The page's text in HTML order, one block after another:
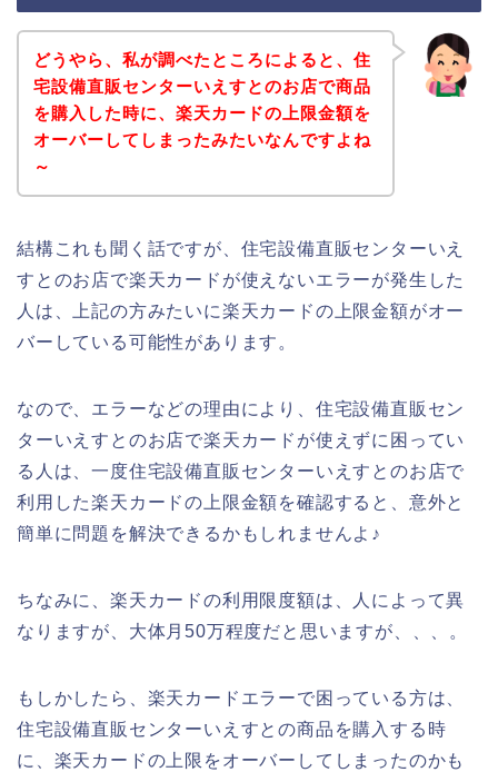
どうやら、私が調べたところによると、住
宅設備直販センターいえすとのお店で商品
を購入した時に、楽天カードの上限金額を
オーバーしてしまったみたいなんですよね
～
結構これも聞く話ですが、住宅設備直販センターいえ
すとのお店で楽天カードが使えないエラーが発生した
人は、上記の方みたいに楽天カードの上限金額がオー
バーしている可能性があります。
なので、エラーなどの理由により、住宅設備直販セン
ターいえすとのお店で楽天カードが使えずに困ってい
る人は、一度住宅設備直販センターいえすとのお店で
利用した楽天カードの上限金額を確認すると、意外と
簡単に問題を解決できるかもしれませんよ♪
ちなみに、楽天カードの利用限度額は、人によって異
なりますが、大体月50万程度だと思いますが、、、。
もしかしたら、楽天カードエラーで困っている方は、
住宅設備直販センターいえすとの商品を購入する時
に、楽天カードの上限をオーバーしてしまったのかも